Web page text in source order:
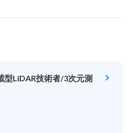
型LiDAR技術者/3次元測